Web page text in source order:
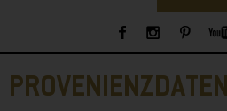
Sidebar